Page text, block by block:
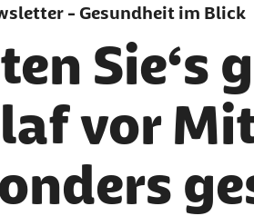
- Gesundheit im Blick
Sie‘s
vor